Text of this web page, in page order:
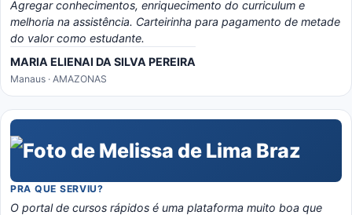
Agregar conhecimentos, enriquecimento do curriculum e
melhoria na assistência. Carteirinha para pagamento de metade
do valor como estudante.
MARIA ELIENAI DA SILVA PEREIRA
Manaus · AMAZONAS
PRA QUE SERVIU?
O portal de cursos rápidos é uma plataforma muito boa que